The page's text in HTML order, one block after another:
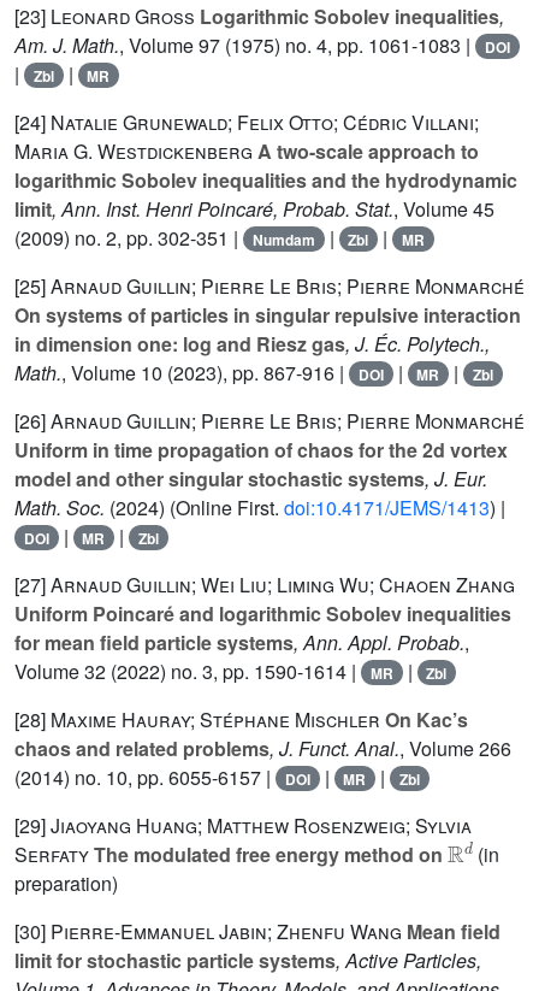
[23] Leonard Gross Logarithmic Sobolev inequalities,
Am. J. Math., Volume 97 (1975) no. 4, pp. 1061-1083 | DOI
| Zbl | MR
[24] Natalie Grunewald; Felix Otto; Cédric Villani;
Maria G. Westdickenberg A two-scale approach to
logarithmic Sobolev inequalities and the hydrodynamic
limit, Ann. Inst. Henri Poincaré, Probab. Stat., Volume 45
(2009) no. 2, pp. 302-351 |
Numdam | Zbl | MR
[25]Arnaud Guillin; Pierre Le Bris; Pierre Monmarché
On systems of particles in singular repulsive interaction
in dimension one: log and Riesz gas, J. Éc. Polytech.,
Math., Volume 10 (2023), pp. 867-916 | DOI | MR | Zbl
[26]Arnaud Guillin; Pierre Le Bris; Pierre Monmarché
Uniform in time propagation of chaos for the 2d vortex
model and other singular stochastic systems, J. Eur.
Math. Soc. (2024) (Online First. doi:10.4171/JEMS/1413) |
DOI | MR | Zbl
[27]Arnaud Guillin; Wei Liu; Liming Wu; Chaoen Zhang
Uniform Poincaré and logarithmic Sobolev inequalities
for mean field particle systems, Ann. Appl. Probab.,
Volume 32 (2022) no. 3, pp. 1590-1614 | MR | Zbl
[28] Maxime Hauray; Stéphane Mischler On Kac’s
chaos and related problems, J. Funct. Anal., Volume 266
(2014) no. 10, pp. 6055-6157 |
DOI | MR | Zbl
[29]Jiaoyang Huang; Matthew Rosenzweig; Sylvia
SerfatyThe modulated free energy method on
ℝd
(in
preparation)
[30] Pierre-Emmanuel Jabin; Zhenfu Wang Mean field
limit for stochastic particle systems, Active Particles,